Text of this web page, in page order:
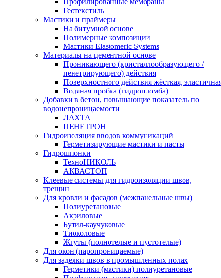
Профилированные мембраны
Геотекстиль
Мастики и праймеры
На битумной основе
Полимерные композиции
Мастики Elastomeric Systems
Материалы на цементной основе
Проникающего (кристаллообразующего /
пенетрирующего) действия
Поверхностного действия жёсткая,
Водяная пробка (гидропломба)
Добавки в бетон, повышающие показатель по
водонепроницаемости
ЛАХТА
ПЕНЕТРОН
Гидроизоляция вводов коммуникаций
Герметизирующие мастики и пасты
Гидрошпонки
ТехноНИКОЛЬ
АКВАСТОП
Клеевые системы для гидроизоляции швов,
трещин
Для кровли и фасадов (межпанельные швы)
Полиуретановые
Акриловые
Бутил-каучуковые
Тиоколовые
Жгуты (полнотелые и пустотелые)
Для окон (паропроницаемые)
Для заделки швов в промышленных полах
Герметики (мастики) полиуретановые